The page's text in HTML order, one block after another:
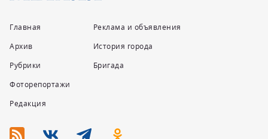
Главная
Архив
Рубрики
Фоторепортажи
Редакция
Реклама и объявления
История города
Бригада